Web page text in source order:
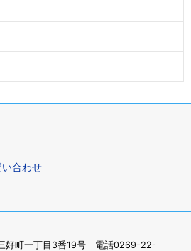
合わせ
好町一丁目3番19号 電話0269-22-